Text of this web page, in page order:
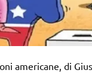
americane, di